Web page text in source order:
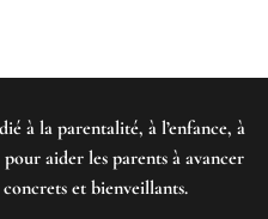
à la parentalité, à l’enfance, à
aider les parents à avancer
et bienveillants.